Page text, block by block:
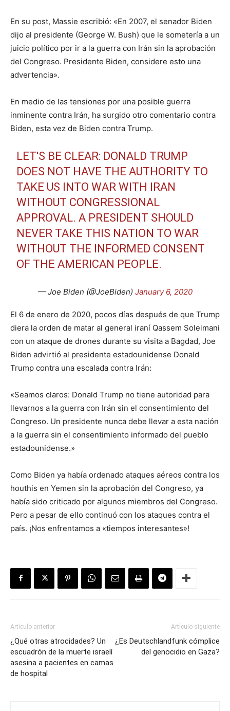
En su post, Massie escribió: «En 2007, el senador Biden
dijo al presidente (George W. Bush) que le sometería a un
juicio político por ir a la guerra con Irán sin la aprobación
del Congreso. Presidente Biden, considere esto una
advertencia».
En medio de las tensiones por una posible guerra
inminente contra Irán, ha surgido otro comentario contra
Biden, esta vez de Biden contra Trump.
LET'S BE CLEAR: DONALD TRUMP
DOES NOT HAVE THE AUTHORITY TO
TAKE US INTO WAR WITH IRAN
WITHOUT CONGRESSIONAL
APPROVAL. A PRESIDENT SHOULD
NEVER TAKE THIS NATION TO WAR
WITHOUT THE INFORMED CONSENT
OF THE AMERICAN PEOPLE.
— Joe Biden (@JoeBiden) January 6, 2020
El 6 de enero de 2020, pocos días después de que Trump
diera la orden de matar al general iraní Qassem Soleimani
con un ataque de drones durante su visita a Bagdad, Joe
Biden advirtió al presidente estadounidense Donald
Trump contra una escalada contra Irán:
«Seamos claros: Donald Trump no tiene autoridad para
llevarnos a la guerra con Irán sin el consentimiento del
Congreso. Un presidente nunca debe llevar a esta nación
a la guerra sin el consentimiento informado del pueblo
estadounidense.»
Como Biden ya había ordenado ataques aéreos contra los
houthis en Yemen sin la aprobación del Congreso, ya
había sido criticado por algunos miembros del Congreso.
Pero a pesar de ello continuó con los ataques contra el
país. ¡Nos enfrentamos a «tiempos interesantes»!
Artículo anterior
¿Qué otras atrocidades? Un
escuadrón de la muerte israelí
asesina a pacientes en camas
de hospital
Artículo siguiente
¿Es Deutschlandfunk cómplice
del genocidio en Gaza?